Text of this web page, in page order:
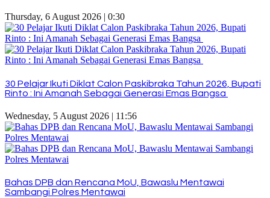
Thursday, 6 August 2026 | 0:30
30 Pelajar Ikuti Diklat Calon Paskibraka Tahun 2026, Bupati
Rinto : Ini Amanah Sebagai Generasi Emas Bangsa
Wednesday, 5 August 2026 | 11:56
Bahas DPB dan Rencana MoU, Bawaslu Mentawai
Sambangi Polres Mentawai